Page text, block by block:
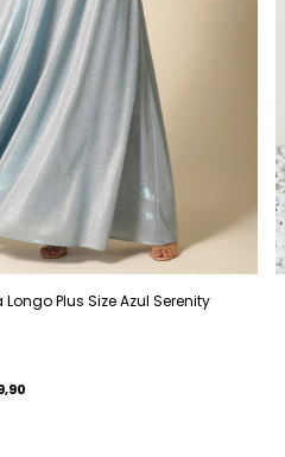
Plus Size Azul Serenity